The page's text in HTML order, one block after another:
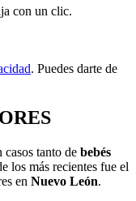
con un clic.
. Puedes darte de
casos tanto de bebés
los más recientes fue el
en Nuevo León.